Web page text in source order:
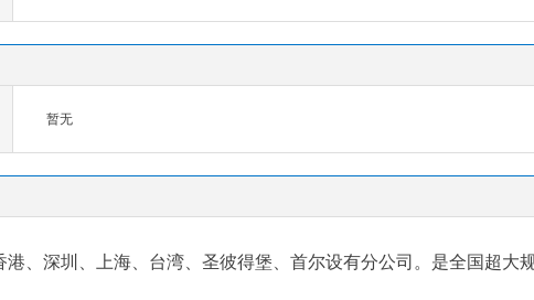
暂无
、深圳、上海、台湾、圣彼得堡、首尔设有分公司。是全国超大